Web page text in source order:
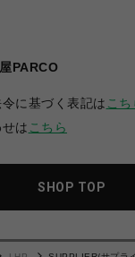
PARCO
に基づく表記は こち
は こちら
SHOP TOP